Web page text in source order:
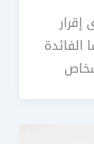
الفائدة